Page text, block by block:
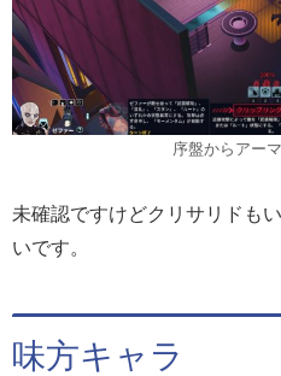
序盤からアー
未確認ですけどクリサリドも
いです。
味方キャラ